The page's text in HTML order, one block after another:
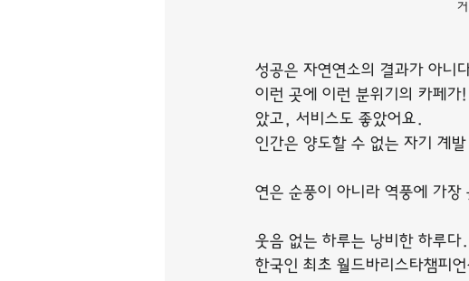
성공은 자연연소의 결과가 아니
이런 곳에 이런 분위기의 카페
았고, 서비스도 좋았어요.
인간은 양도할 수 없는 자기 계
연은 순풍이 아니라 역풍에 가장
웃음 없는 하루는 낭비한 하루다.
한국인 최초 월드바리스타챔피